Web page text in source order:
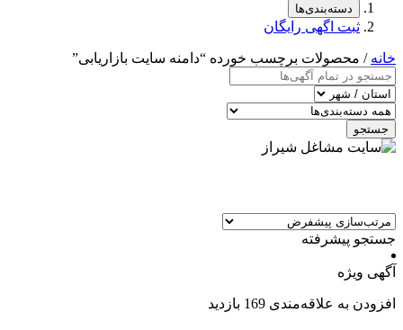
دسته‌بندی‌ها
ثبت اگهی رایگان
خانه / محصولات برچسب خورده “دامنه سایت بازاریابی”
جستجو
جستجو پیشرفته
آگهی ویژه
افزودن به علاقه‌مندی 169 بازدید